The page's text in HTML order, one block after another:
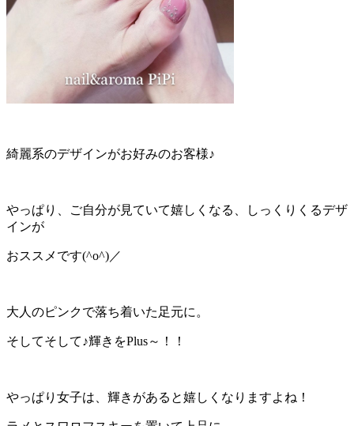
綺麗系のデザインがお好みのお客様♪
やっぱり、ご自分が見ていて嬉しくなる、しっくりくるデザ
インが
おススメです(^o^)／
大人のピンクで落ち着いた足元に。
そしてそして♪輝きをPlus～！！
やっぱり女子は、輝きがあると嬉しくなりますよね！